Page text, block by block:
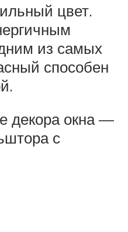
цвет.
из самых
способен
декора окна —
с